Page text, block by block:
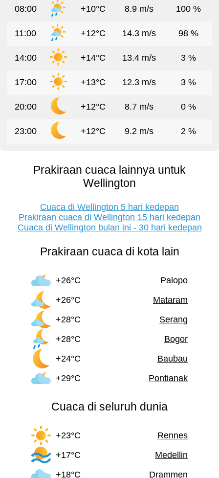
08:00 +10°C 8.9 m/s 100 %
11:00 +12°C 14.3 m/s 98 %
14:00 +14°C 13.4 m/s 3 %
17:00 +13°C 12.3 m/s 3 %
20:00 +12°C 8.7 m/s 0 %
23:00 +12°C 9.2 m/s 2 %
Prakiraan cuaca lainnya untuk
Wellington
Cuaca di Wellington 5 hari kedepan
Prakiraan cuaca di Wellington 15 hari kedepan
Cuaca di Wellington bulan ini - 30 hari kedepan
Prakiraan cuaca di kota lain
+26°C
Palopo
+26°C
Mataram
+28°C
Serang
+28°C
Bogor
+24°C
Baubau
+29°C
Pontianak
Cuaca di seluruh dunia
+23°C
Rennes
+17°C
Medellin
+18°C
Drammen